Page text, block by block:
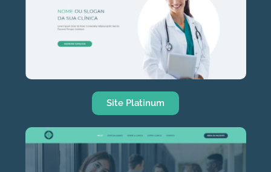
Site Platinum